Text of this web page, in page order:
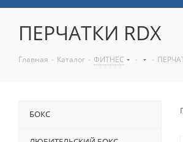
ПЕРЧАТКИ RDX
Главная - Каталог - ФИТНЕС - -
БОКС